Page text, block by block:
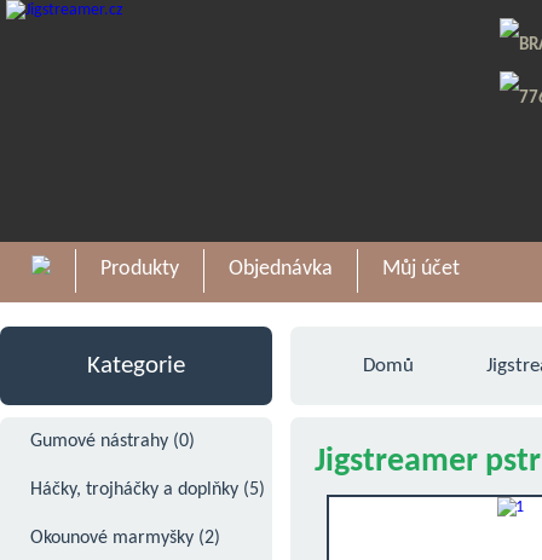
Produkty Objednávka Můj účet
Kategorie
Gumové nástrahy (0)
- Crazy Fish (0)
Háčky, trojháčky a doplňky (5)
Okounové marmyšky (2)
Domů
Jigstreamer
Jigstreamer